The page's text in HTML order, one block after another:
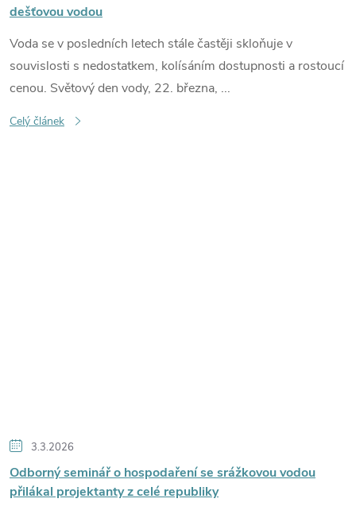
dešťovou vodou
Voda se v posledních letech stále častěji skloňuje v
souvislosti s nedostatkem, kolísáním dostupnosti a rostoucí
cenou. Světový den vody, 22. března, ...
Celý článek
3.3.2026
Odborný seminář o hospodaření se srážkovou vodou
přilákal projektanty z celé republiky